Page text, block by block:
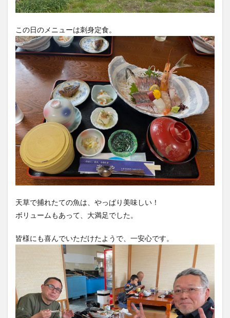
この日のメニューは刺身定食。
天草で捕れたての魚は、やっぱり美味しい！
ボリュームもあって、大満足でした。
皆様にも喜んでいただけたようで、一安心です。